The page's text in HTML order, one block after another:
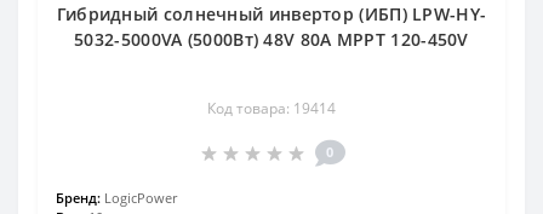
Гибридный солнечный инвертор (ИБП) LPW-HY-
5032-5000VA (5000Вт) 48V 80A MPPT 120-450V
Код товара: 19414
0
Бренд: LogicPower